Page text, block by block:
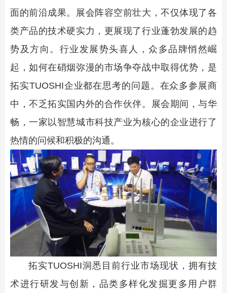
面的前沿成果。展会阵容空前壮大，不仅体现了各
类产品的技术硬实力，更展现了行业蓬勃发展的趋
势及方向。行业发展势头喜人，众多品牌悄然崛
起，如何在硝烟弥漫的市场争夺战中取得优势，是
拓实TUOSHI企业都在思考的问题。在众多参展商
中，不乏拓实国内外的合作伙伴。展会期间，与华
畅，一家以智慧城市科技产业为核心的企业进行了
热情的问候和积极的沟通。
拓实TUOSHI洞悉目前行业市场现状，拥有技
术进行研发与创新，品类多样化发掘更多用户群